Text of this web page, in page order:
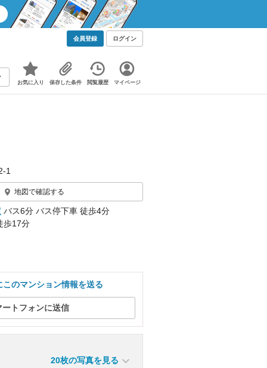
会員登録 ログイン
お気に入り 保存した条件 閲覧履歴 マイページ
地図で確認する
バス6分 バス停下車 徒歩4分
歩17分
のマンション情報を送る
トフォンに送信
20枚の写真を見る